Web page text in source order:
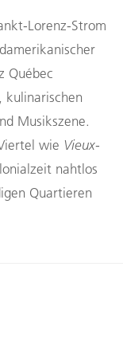
Lorenz-Strom
Québec
kulinarischen
Musikszene.
wie Vieux-
nahtlos
Quartieren